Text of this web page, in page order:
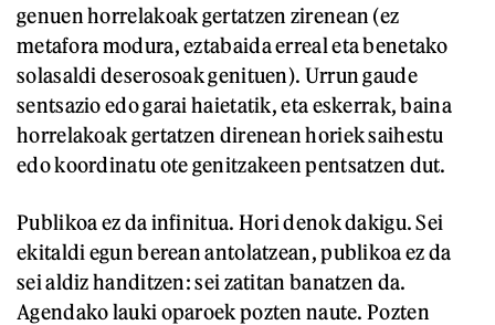
genuen horrelakoak gertatzen zirenean (ez
metafora modura, eztabaida erreal eta benetako
solasaldi deserosoak genituen). Urrun gaude
sentsazio edo garai haietatik, eta eskerrak, baina
horrelakoak gertatzen direnean horiek saihestu
edo koordinatu ote genitzakeen pentsatzen dut.
Publikoa ez da infinitua. Hori denok dakigu. Sei
ekitaldi egun berean antolatzean, publikoa ez da
sei aldiz handitzen: sei zatitan banatzen da.
Agendako lauki oparoek pozten naute. Pozten